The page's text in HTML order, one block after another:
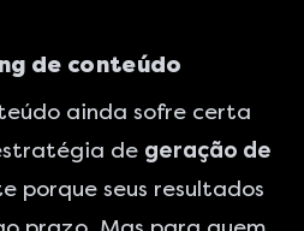
de conteúdo
ainda sofre certa
de geração de
porque seus resultados